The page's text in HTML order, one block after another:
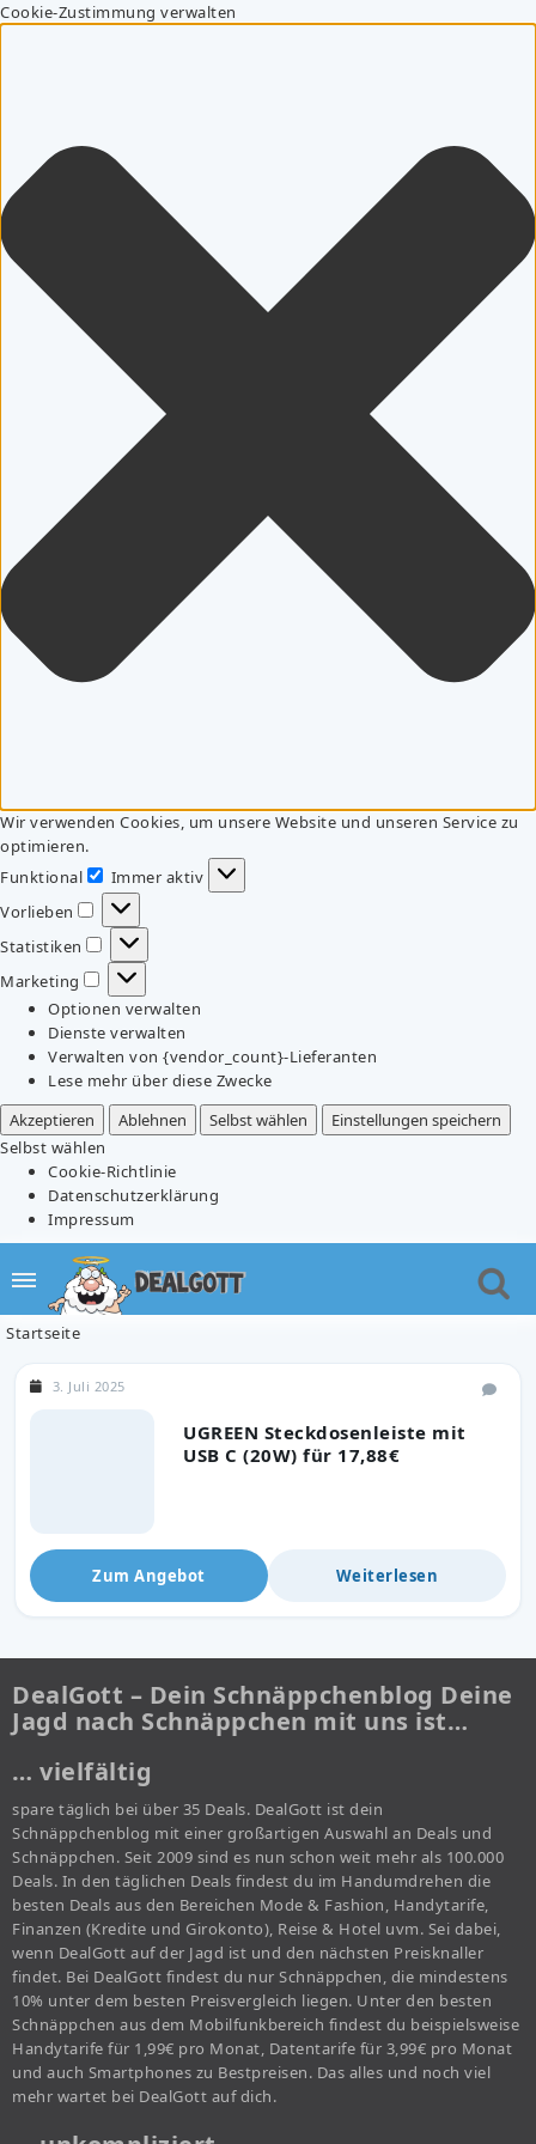
Cookie-Zustimmung verwalten
Wir verwenden Cookies, um unsere Website und unseren Service zu
optimieren.
Funktional
Funktional
Immer aktiv
Vorlieben
Vorlieben
Statistiken
Statistiken
Marketing
Marketing
Optionen verwalten
Dienste verwalten
Verwalten von {vendor_count}-Lieferanten
Lese mehr über diese Zwecke
Akzeptieren
Ablehnen Selbst wählen
Einstellungen speichern
Selbst wählen
Cookie-Richtlinie
Datenschutzerklärung
Impressum
Startseite
UGREEN Steckdosenleiste mit
USB C (20W) für 17,88€
3. Juli 2025
Zum Angebot Weiterlesen
DealGott – Dein Schnäppchenblog Deine
Jagd nach Schnäppchen mit uns ist…
… vielfältig
spare täglich bei über 35 Deals. DealGott ist dein
Schnäppchenblog mit einer großartigen Auswahl an Deals und
Schnäppchen. Seit 2009 sind es nun schon weit mehr als 100.000
Deals. In den täglichen Deals findest du im Handumdrehen die
besten Deals aus den Bereichen Mode & Fashion, Handytarife,
Finanzen (Kredite und Girokonto), Reise & Hotel uvm. Sei dabei,
wenn DealGott auf der Jagd ist und den nächsten Preisknaller
findet. Bei DealGott findest du nur Schnäppchen, die mindestens
10% unter dem besten Preisvergleich liegen. Unter den besten
Schnäppchen aus dem Mobilfunkbereich findest du beispielsweise
Handytarife für 1,99€ pro Monat, Datentarife für 3,99€ pro Monat
und auch Smartphones zu Bestpreisen. Das alles und noch viel
mehr wartet bei DealGott auf dich.